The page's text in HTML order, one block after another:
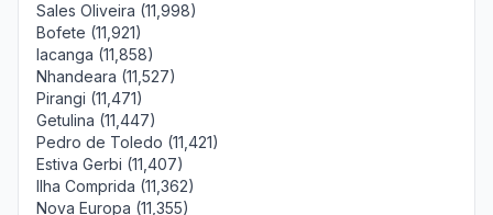
Sales Oliveira (11,998)
Bofete (11,921)
Iacanga (11,858)
Nhandeara (11,527)
Pirangi (11,471)
Getulina (11,447)
Pedro de Toledo (11,421)
Estiva Gerbi (11,407)
Ilha Comprida (11,362)
Nova Europa (11,355)